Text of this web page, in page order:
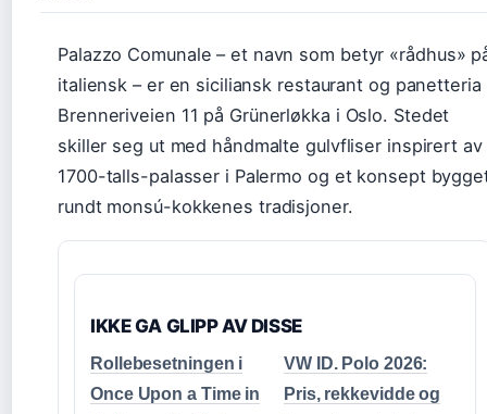
Palazzo Comunale – et navn som betyr «rådhus»
italiensk – er en siciliansk restaurant og panetteria
Brenneriveien 11 på Grünerløkka i Oslo. Stedet
skiller seg ut med håndmalte gulvfliser inspirert av
1700-talls-palasser i Palermo og et konsept
rundt monsú-kokkenes tradisjoner.
IKKE GA GLIPP AV DISSE
Rollebesetningen i
Once Upon a Time in
VW ID. Polo 2026:
Pris, rekkevidde og